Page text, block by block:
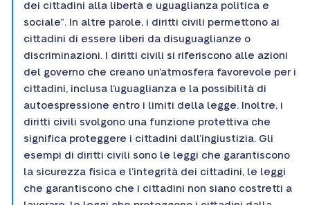
dei cittadini alla libertà e uguaglianza politica e
sociale”. In altre parole, i diritti civili permettono ai
cittadini di essere liberi da disuguaglianze o
discriminazioni. I diritti civili si riferiscono alle azioni
del governo che creano un’atmosfera favorevole per i
cittadini, inclusa l’uguaglianza e la possibilità di
autoespressione entro i limiti della legge. Inoltre, i
diritti civili svolgono una funzione protettiva che
significa proteggere i cittadini dall’ingiustizia. Gli
esempi di diritti civili sono le leggi che garantiscono
la sicurezza fisica e l’integrità dei cittadini, le leggi
che garantiscono che i cittadini non siano costretti a